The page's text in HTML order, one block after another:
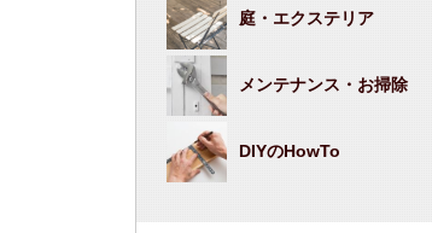
庭・エクステリア
メンテナンス・お掃除
DIYのHowTo